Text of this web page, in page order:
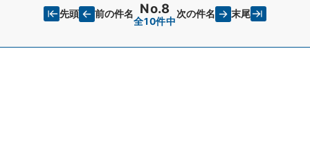
先頭 前の件名 No.8
全10件中
次の件名 末尾